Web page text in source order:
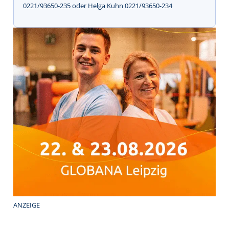
0221/93650-235 oder Helga Kuhn 0221/93650-234
ANZEIGE